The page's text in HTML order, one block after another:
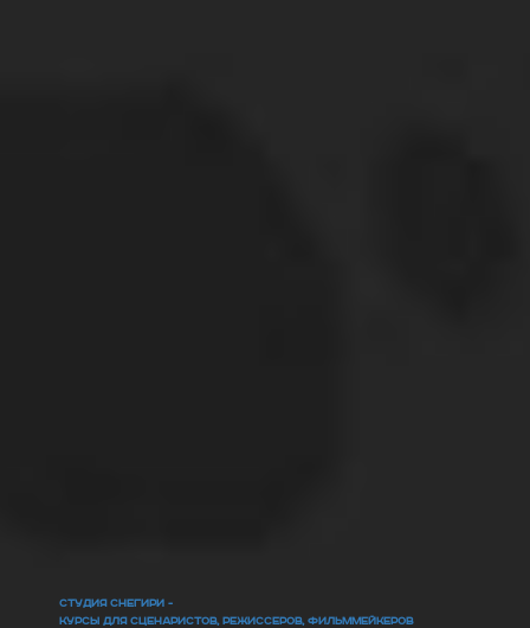
СТУДИЯ СНЕГИРИ -
КУРСЫ ДЛЯ СЦЕНАРИСТОВ, РЕЖИССЕРОВ, ФИЛЬММЕЙКЕРОВ